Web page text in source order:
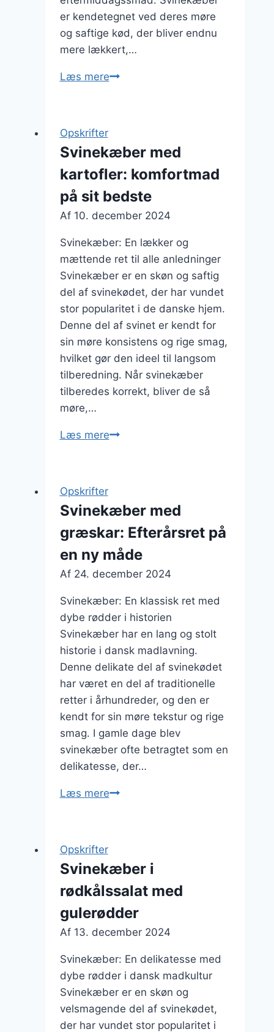
er kendetegnet ved deres møre
og saftige kød, der bliver endnu
mere lækkert,…
Læs mereSvinekæber
til
eftermiddagssmad
Opskrifter
Svinekæber med
kartofler: komfortmad
på sit bedste
Af 10. december 2024
Svinekæber: En lækker og
mættende ret til alle anledninger
Svinekæber er en skøn og saftig
del af svinekødet, der har vundet
stor popularitet i de danske hjem.
Denne del af svinet er kendt for
sin møre konsistens og rige smag,
hvilket gør den ideel til langsom
tilberedning. Når svinekæber
tilberedes korrekt, bliver de så
møre,…
Læs mereSvinekæber
sit
bedste
Opskrifter
Svinekæber med
græskar: Efterårsret på
en ny måde
Af 24. december 2024
Svinekæber: En klassisk ret med
dybe rødder i historien
Svinekæber har en lang og stolt
historie i dansk madlavning.
Denne delikate del af svinekødet
har været en del af traditionelle
retter i århundreder, og den er
kendt for sin møre tekstur og rige
smag. I gamle dage blev
svinekæber ofte betragtet som en
delikatesse, der…
Læs mereSvinekæber
en
ny
måde
Opskrifter
Svinekæber i
rødkålssalat med
gulerødder
Af 13. december 2024
Svinekæber: En delikatesse med
dybe rødder i dansk madkultur
Svinekæber er en skøn og
velsmagende del af svinekødet,
der har vundet stor popularitet i